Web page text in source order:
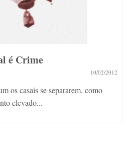
é Crime
10/02/2012
os casais se separarem, como
elevado...